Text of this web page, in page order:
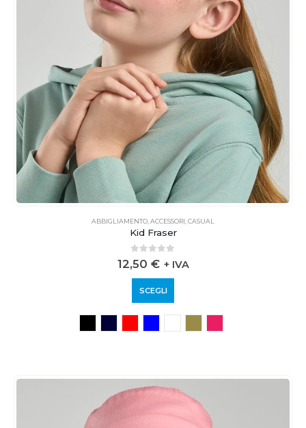
ABBIGLIAMENTO,ACCESSORI ,CASUAL
Kid Fraser
0out of 5
12,50 € + IVA
SCEGLI